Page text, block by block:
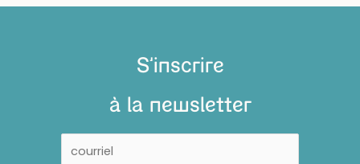
S'inscrire
à la newsletter